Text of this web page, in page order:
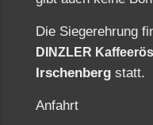
Die Siegerehrung
DINZLER
Irschenberg statt.
Anfahrt